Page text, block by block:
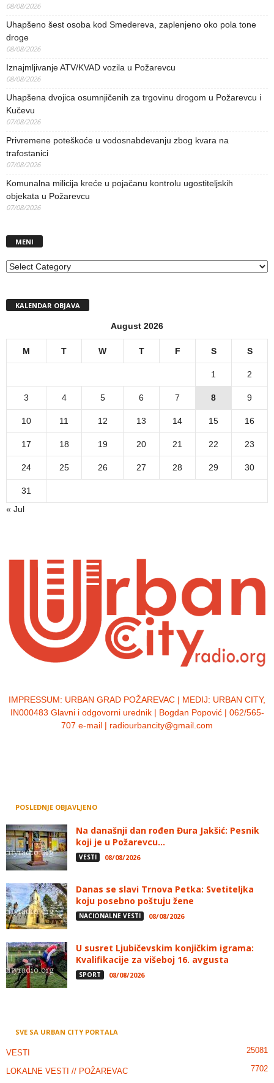
08/08/2026
Uhapšeno šest osoba kod Smedereva, zaplenjeno oko pola tone
droge
08/08/2026
Iznajmljivanje ATV/KVAD vozila u Požarevcu
08/08/2026
Uhapšena dvojica osumnjičenih za trgovinu drogom u Požarevcu i
Kučevu
07/08/2026
Privremene poteškoće u vodosnabdevanju zbog kvara na
trafostanici
07/08/2026
Komunalna milicija kreće u pojačanu kontrolu ugostiteljskih
objekata u Požarevcu
07/08/2026
MENI
MENI
KALENDAR OBJAVA
August 2026
M T W T F S S
1 2
3 4 5 6 7 8 9
10 11 12 13 14 15 16
17 18 19 20 21 22 23
24 25 26 27 28 29 30
31
« Jul
IMPRESSUM: URBAN GRAD POŽAREVAC | MEDIJ: URBAN CITY,
IN000483 Glavni i odgovorni urednik | Bogdan Popović | 062/565-
707 e-mail | radiourbancity@gmail.com
POSLEDNJE OBJAVLJENO
Na današnji dan rođen Đura Jakšić: Pesnik
koji je u Požarevcu...
VESTI 08/08/2026
Danas se slavi Trnova Petka: Svetiteljka
koju posebno poštuju žene
NACIONALNE VESTI 08/08/2026
U susret Ljubičevskim konjičkim igrama:
Kvalifikacije za višeboj 16. avgusta
SPORT 08/08/2026
SVE SA URBAN CITY PORTALA
VESTI 25081
LOKALNE VESTI // POŽAREVAC
7702